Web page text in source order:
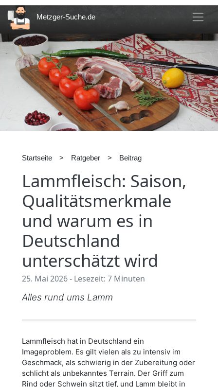
Metzger-Suche.de
Startseite > Ratgeber > Beitrag
Lammfleisch: Saison,
Qualitätsmerkmale
und warum es in
Deutschland
unterschätzt wird
25. Mai 2026 - Lesezeit: 7 Minuten
Alles rund ums Lamm
Lammfleisch hat in Deutschland ein
Imageproblem. Es gilt vielen als zu intensiv im
Geschmack, als schwierig in der Zubereitung oder
schlicht als unbekanntes Terrain. Der Griff zum
Rind oder Schwein sitzt tief, und Lamm bleibt in